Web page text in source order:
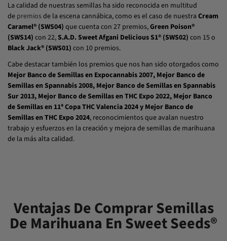
La calidad de nuestras semillas ha sido reconocida en multitud
de premiosde la escena cannábica, como es el caso de nuestra Cream
Caramel® (SWS04) que cuenta con 27 premios,Green Poison®
(SWS14) con 22,S.A.D. Sweet Afgani Delicious S1® (SWS02) con 15 o
Black Jack® (SWS01) con 10 premios.
Cabe destacar también los premios que nos han sido otorgados como
Mejor Banco de Semillas en Expocannabis 2007, Mejor Banco de
Semillas en Spannabis 2008, Mejor Banco de Semillas en Spannabis
Sur 2013, Mejor Banco de Semillas en THC Expo 2022, Mejor Banco
de Semillas en 11ª Copa THC Valencia 2024 y Mejor Banco de
Semillas en THC Expo 2024, reconocimientos que avalan nuestro
trabajo y esfuerzos en la creación y mejora de semillas de marihuana
de la más alta calidad.
Ventajas De Comprar Semillas
De Marihuana En Sweet Seeds®